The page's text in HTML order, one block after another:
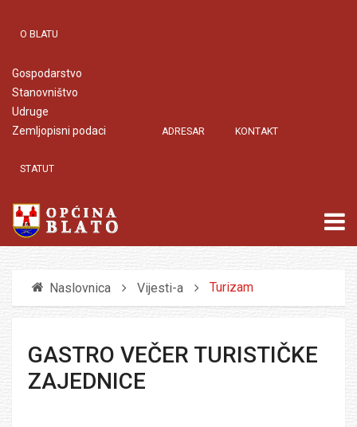
O BLATU
Gospodarstvo
Stanovništvo
Udruge
Zemljopisni podaci
ADRESAR KONTAKT
STATUT
Naslovnica Vijesti-a Turizam
GASTRO VEČER TURISTIČKE
ZAJEDNICE